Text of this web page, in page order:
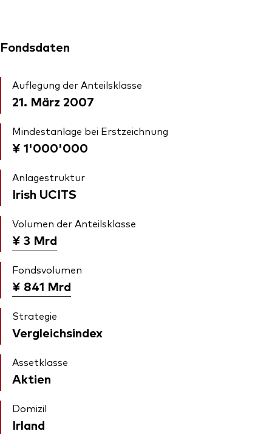
Fondsdaten
Auflegung der Anteilsklasse
21. März 2007
Mindestanlage bei Erstzeichnung
¥ 1'000'000
Anlagestruktur
Irish UCITS
Volumen der Anteilsklasse
¥ 3 Mrd
Fondsvolumen
¥ 841 Mrd
Strategie
Vergleichsindex
Assetklasse
Aktien
Domizil
Irland